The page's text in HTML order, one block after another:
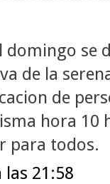
domingo
de la
de
hora 10
para todos.
las 21:58